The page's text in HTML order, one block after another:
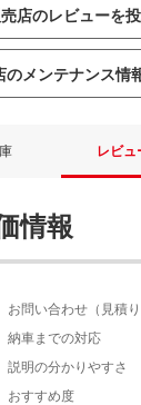
売店のレビューを
のメンテナンス情
レビュ
情報
お問い合わせ（見積り
納車までの対応
説明の分かりやすさ
おすすめ度